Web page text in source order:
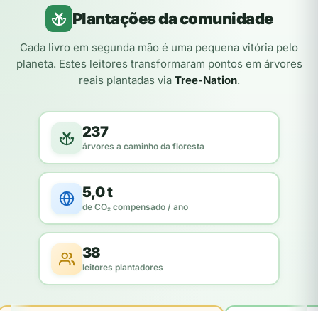
Plantações da comunidade
Cada livro em segunda mão é uma pequena vitória pelo
planeta. Estes leitores transformaram pontos em árvores
reais plantadas via Tree-Nation.
237
árvores a caminho da floresta
5,0 t
de CO₂ compensado / ano
38
leitores plantadores